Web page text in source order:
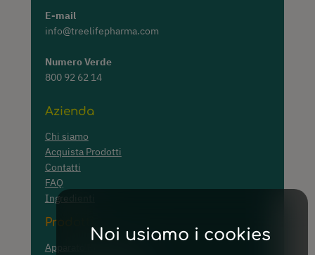
Noi usiamo i cookies
E-mail
info@treelifepharma.com
Numero Verde
800 92 62 14
Azienda
Chi siamo
Acquista Prodotti
Contatti
FAQ
Ingredienti
Prodotti
Apparato Respiratorio